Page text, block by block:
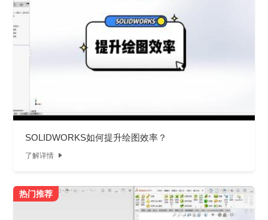
SOLIDWORKS如何提升绘图效率？
了解详情 
热门推荐